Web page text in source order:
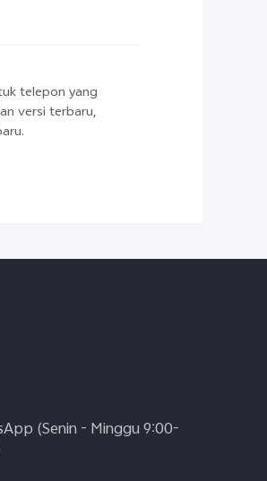
telepon yang
versi terbaru,
(Senin - Minggu 9:00-